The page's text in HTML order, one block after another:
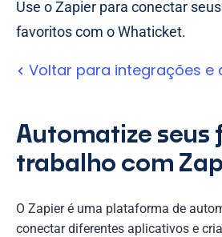
Use o Zapier para conectar
favoritos com o Whaticket.
Voltar para integrações e
Automatize seus
trabalho com
O Zapier é uma plataforma de
conectar diferentes aplicativos e